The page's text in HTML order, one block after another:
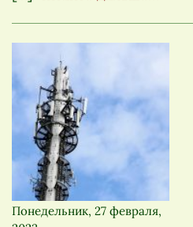
Понедельник, 27 февраля,